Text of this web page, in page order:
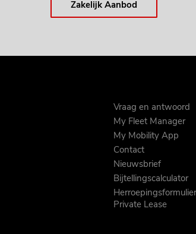
Zakelijk Aanbod
Vraag en antwoord
My Fleet Manager
My Mobility App
Contact
Nieuwsbrief
Bijtellingscalculator
Herroepingsformulier
Private Lease